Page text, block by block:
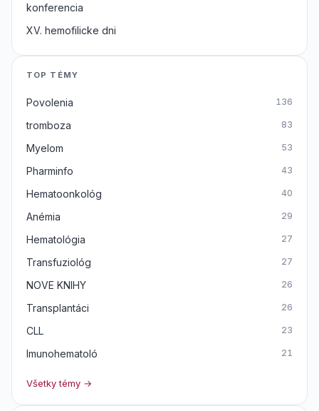
konferencia
XV. hemofilicke dni
TOP TÉMY
Povolenia 136
tromboza 83
Myelom 53
Pharminfo 43
Hematoonkológ 40
Anémia 29
Hematológia 27
Transfuziológ 27
NOVE KNIHY 26
Transplantáci 26
CLL 23
Imunohematoló 21
Všetky témy →